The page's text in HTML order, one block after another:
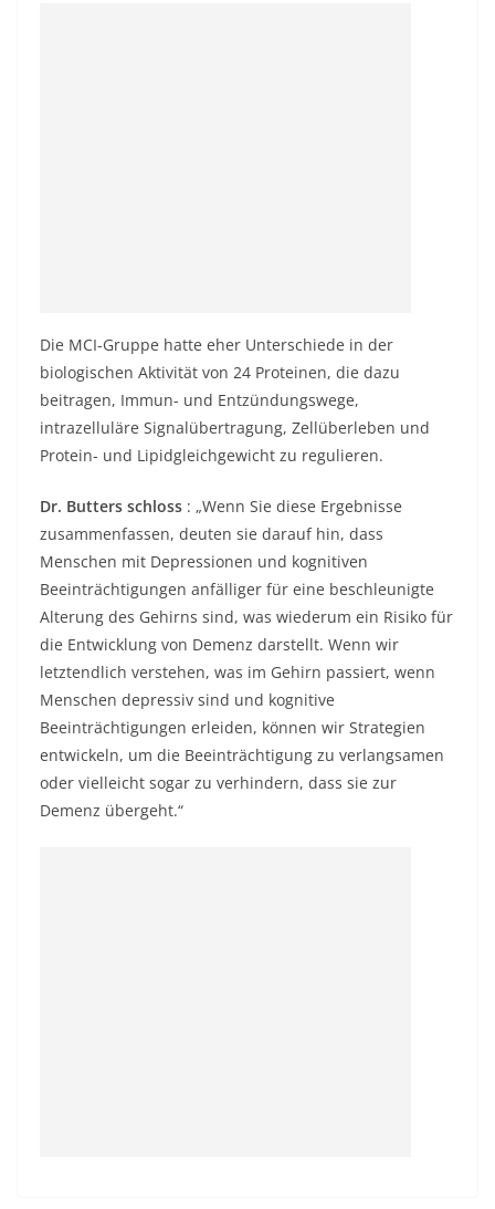
Die MCI-Gruppe hatte eher Unterschiede in der
biologischen Aktivität von 24 Proteinen, die dazu
beitragen, Immun- und Entzündungswege,
intrazelluläre Signalübertragung, Zellüberleben und
Protein- und Lipidgleichgewicht zu regulieren.
Dr. Butters schloss : „Wenn Sie diese Ergebnisse
zusammenfassen, deuten sie darauf hin, dass
Menschen mit Depressionen und kognitiven
Beeinträchtigungen anfälliger für eine beschleunigte
Alterung des Gehirns sind, was wiederum ein Risiko für
die Entwicklung von Demenz darstellt. Wenn wir
letztendlich verstehen, was im Gehirn passiert, wenn
Menschen depressiv sind und kognitive
Beeinträchtigungen erleiden, können wir Strategien
entwickeln, um die Beeinträchtigung zu verlangsamen
oder vielleicht sogar zu verhindern, dass sie zur
Demenz übergeht.“